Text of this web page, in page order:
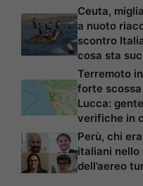
Ceuta,
a nuoto
scontro
cosa sta
Terremoto
forte
Lucca:
verifiche in
Perù, chi
italiani nello
dell’aereo